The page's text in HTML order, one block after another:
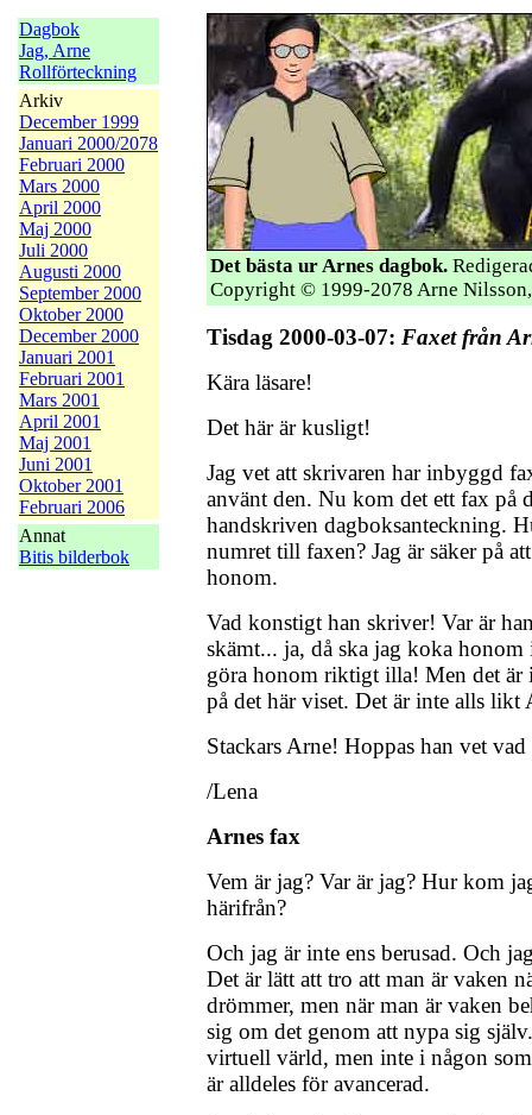
Dagbok
Jag, Arne
Rollförteckning
Arkiv
December 1999
Januari 2000/2078
Februari 2000
Mars 2000
April 2000
Maj 2000
Juli 2000
Augusti 2000
September 2000
Oktober 2000
December 2000
Januari 2001
Februari 2001
Mars 2001
April 2001
Maj 2001
Juni 2001
Oktober 2001
Februari 2006
Annat
Bitis bilderbok
Det bästa ur Arnes dagbok.
Copyright © 1999-2078 Arne
Tisdag 2000-03-07: Faxet från
Kära läsare!
Det här är kusligt!
Jag vet att skrivaren har inbyggd
använt den. Nu kom det ett fax på
handskriven dagboksanteckning.
numret till faxen? Jag är säker på
honom.
Vad konstigt han skriver! Var är
skämt... ja, då ska jag koka honom
göra honom riktigt illa! Men det är
på det här viset. Det är inte alls likt
Stackars Arne! Hoppas han vet
/Lena
Arnes fax
Vem är jag? Var är jag? Hur kom
härifrån?
Och jag är inte ens berusad. Och
Det är lätt att tro att man är vaken
drömmer, men när man är vaken
sig om det genom att nypa sig
virtuell värld, men inte i någon
är alldeles för avancerad.